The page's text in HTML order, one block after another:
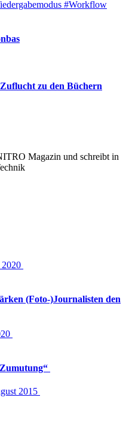
#Workflow
zu den Büchern
Magazin und schreibt in
(Foto-)Journalisten den
2015